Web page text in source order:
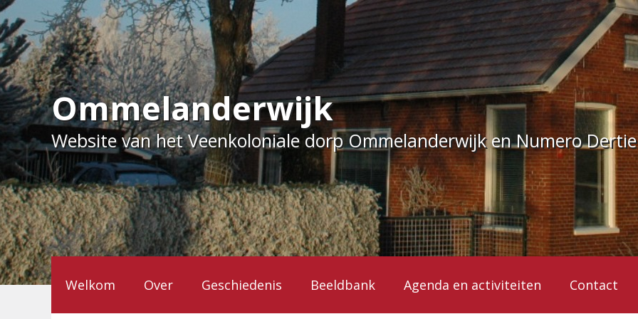
Ga
naar
de
inhoud
Ommelanderwijk
Website van het Veenkoloniale dorp Ommelanderwijk en Numero
Welkom Over Geschiedenis Beeldbank Agenda en activiteiten Contact